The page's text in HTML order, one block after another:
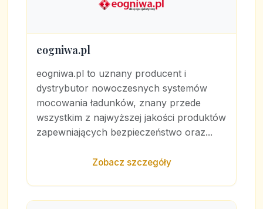
eogniwa.pl
eogniwa.pl to uznany producent i
dystrybutor nowoczesnych systemów
mocowania ładunków, znany przede
wszystkim z najwyższej jakości produktów
zapewniających bezpieczeństwo oraz...
Zobacz szczegóły